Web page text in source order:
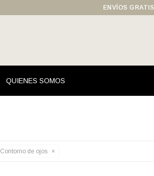
QUIENES SOMOS
ENVÍOS
Contorno de ojos